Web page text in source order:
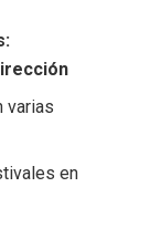
varias
en